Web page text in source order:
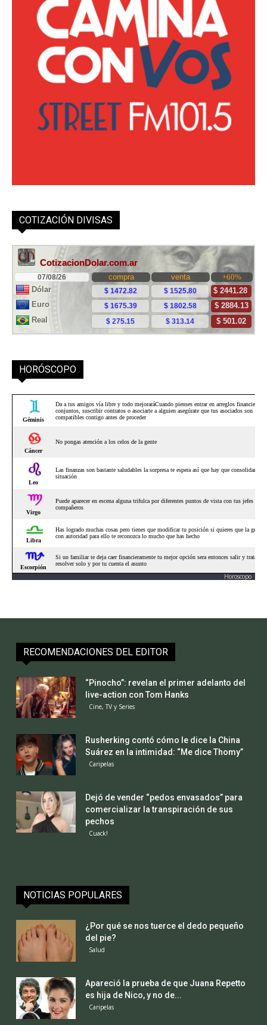
COTIZACIÓN DIVISAS
HORÓSCOPO
Horoscopo
RECOMENDACIONES DEL EDITOR
“Pinocho”: revelan el primer adelanto del
live-action con Tom Hanks
Cine, TV y Series
Rusherking contó cómo le dice la China
Suárez en la intimidad: “Me dice Thomy”
Caripelas
Dejó de vender “pedos envasados” para
comercializar la transpiración de sus
pechos
Cuack!
NOTICIAS POPULARES
¿Por qué se nos tuerce el dedo pequeño
del pie?
Salud
Apareció la prueba de que Juana Repetto
es hija de Nico, y no de...
Caripelas